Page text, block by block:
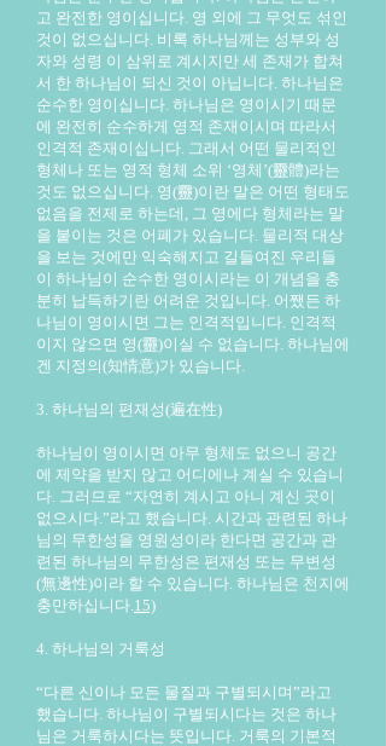
고 완전한 영이십니다. 영 외에 그 무엇도 섞인
것이 없으십니다. 비록 하나님께는 성부와 성
자와 성령 이 삼위로 계시지만 세 존재가 합쳐
서 한 하나님이 되신 것이 아닙니다. 하나님은
순수한 영이십니다. 하나님은 영이시기 때문
에 완전히 순수하게 영적 존재이시며 따라서
인격적 존재이십니다. 그래서 어떤 물리적인
형체나 또는 영적 형체 소위 ‘영체’(靈體)라는
것도 없으십니다. 영(靈)이란 말은 어떤 형태도
없음을 전제로 하는데, 그 영에다 형체라는 말
을 붙이는 것은 어폐가 있습니다. 물리적 대상
을 보는 것에만 익숙해지고 길들여진 우리들
이 하나님이 순수한 영이시라는 이 개념을 충
분히 납득하기란 어려운 것입니다. 어쨌든 하
나님이 영이시면 그는 인격적입니다. 인격적
이지 않으면 영(靈)이실 수 없습니다. 하나님에
겐 지정의(知情意)가 있습니다.
3. 하나님의 편재성(遍在性)
하나님이 영이시면 아무 형체도 없으니 공간
에 제약을 받지 않고 어디에나 계실 수 있습니
다. 그러므로 “자연히 계시고 아니 계신 곳이
없으시다.”라고 했습니다. 시간과 관련된 하나
님의 무한성을 영원성이라 한다면 공간과 관
련된 하나님의 무한성은 편재성 또는 무변성
(無邊性)이라 할 수 있습니다. 하나님은 천지에
충만하십니다.15)
4. 하나님의 거룩성
“다른 신이나 모든 물질과 구별되시며”라고
했습니다. 하나님이 구별되시다는 것은 하나
님은 거룩하시다는 뜻입니다. 거룩의 기본적